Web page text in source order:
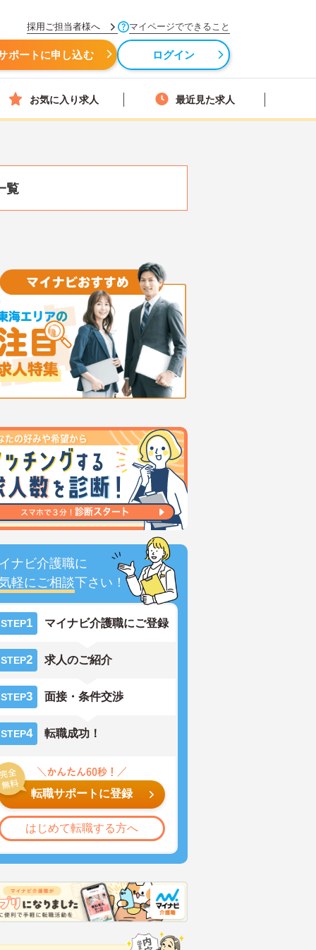
採用ご担当者様へ マイページでできること
ポートに申し込む ログイン
お気に入り求人 最近見た求人
覧
ナビ介護職に
軽にご相談下さい！
STEP1 マイナビ介護職にご登録
STEP2 求人のご紹介
STEP3 面接・条件交渉
STEP4 転職成功！
転職サポートに登録
はじめて転職する方へ